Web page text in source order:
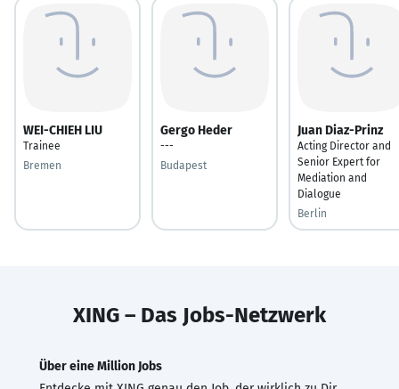
WEI-CHIEH LIU
Trainee
Bremen
Gergo Heder
---
Budapest
Juan Diaz-Prinz
Acting Director and
Senior Expert for
Mediation and
Dialogue
Berlin
XING – Das Jobs-Netzwerk
Über eine Million Jobs